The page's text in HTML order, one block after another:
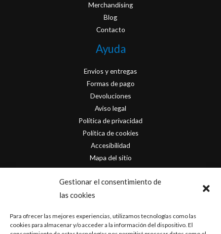
Gestionar el consentimiento de
las cookies
Para ofrecer las mejores experiencias, utilizamos tecnologías como las
cookies para almacenar y/o acceder a la información del dispositivo. El
Merchandising
Blog
Contacto
Ayuda
Envios y entregas
Formas de pago
Devoluciones
Aviso legal
Política de privacidad
Política de cookies
Accesibilidad
Mapa del sitio
Contacto
info@originofcomics.com
Facebook